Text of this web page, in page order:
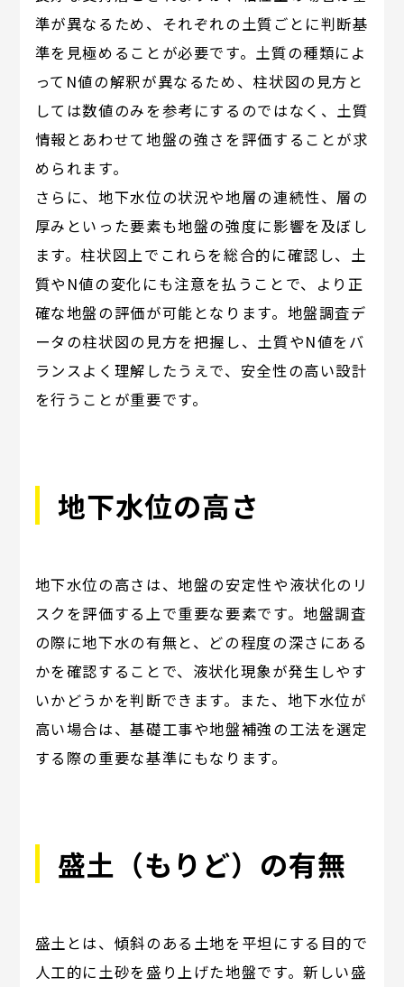
準が異なるため、それぞれの土質ごとに判断基
準を見極めることが必要です。土質の種類によ
ってN値の解釈が異なるため、柱状図の見方と
しては数値のみを参考にするのではなく、土質
情報とあわせて地盤の強さを評価することが求
められます。
さらに、地下水位の状況や地層の連続性、層の
厚みといった要素も地盤の強度に影響を及ぼし
ます。柱状図上でこれらを総合的に確認し、土
質やN値の変化にも注意を払うことで、より正
確な地盤の評価が可能となります。地盤調査デ
ータの柱状図の見方を把握し、土質やN値をバ
ランスよく理解したうえで、安全性の高い設計
を行うことが重要です。
地下水位の高さ
地下水位の高さは、地盤の安定性や液状化のリ
スクを評価する上で重要な要素です。地盤調査
の際に地下水の有無と、どの程度の深さにある
かを確認することで、液状化現象が発生しやす
いかどうかを判断できます。また、地下水位が
高い場合は、基礎工事や地盤補強の工法を選定
する際の重要な基準にもなります。
盛土（もりど）の有無
盛土とは、傾斜のある土地を平坦にする目的で
人工的に土砂を盛り上げた地盤です。新しい盛